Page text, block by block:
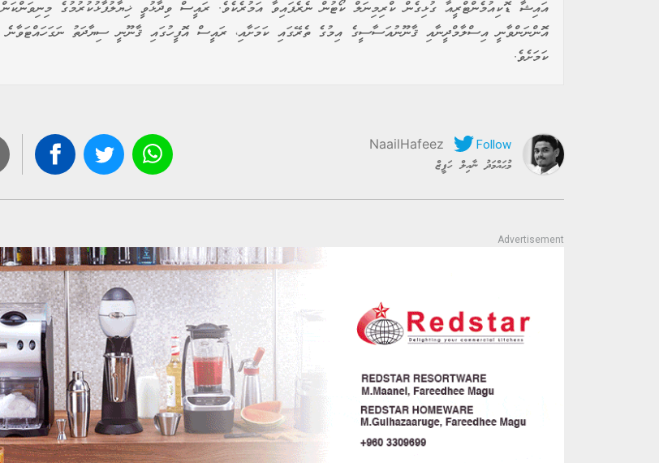
އައިޝާ ޑޮކިއުމެންޓްރީއާ ގުޅިގެން ކްރިމިނަލް ކޯޓުން ނެރެފައިވާ އަމުރެކެވެ. ރައީސް ވިދާޅުވީ ޚިޔާލުފާޅުކުރުމުގެ މިނިވަންކަން
އޮންނަންވާނީ އިސްލާމްދީނާއި ޤާނޫނުއަސާސީގެ އިމުގެ ތެރޭގައި ކަމަށާއި، ރައީސް އޮފީހުގައި ޤާނޫނީ ސިޔާދަތު ނަގަހައްޓަވާނެ
ކަމަށެވެ.
NaailHafeez
މުޙައްމަދު ނާއިލް ހަފީޒް